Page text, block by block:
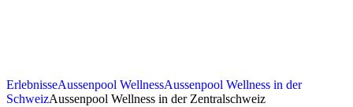
ErlebnisseAussenpool WellnessAussenpool Wellness in der
SchweizAussenpool Wellness in der Zentralschweiz